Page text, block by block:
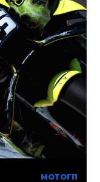
МОТОГП